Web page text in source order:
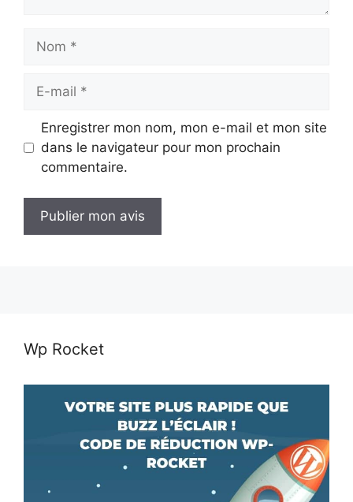
Nom
Enregistrer mon nom, mon e-mail et mon site
dans le navigateur pour mon prochain
commentaire.
Wp Rocket